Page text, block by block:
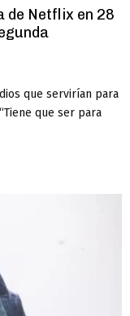
de Netflix en 28
que servirían para
que ser para